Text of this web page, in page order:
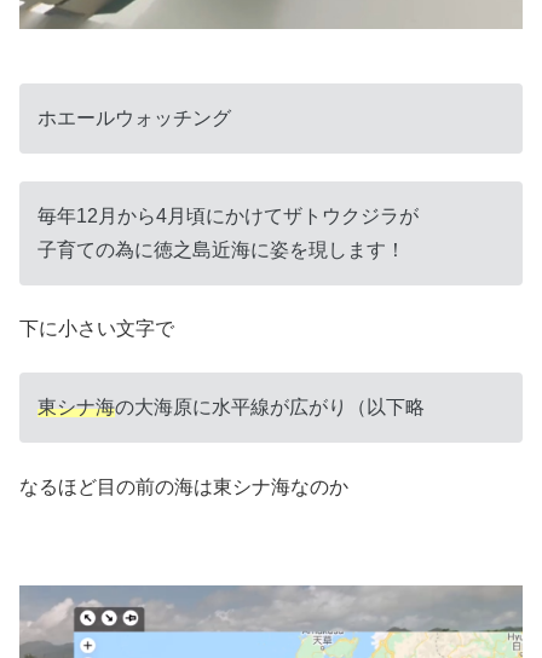
ホエールウォッチング
毎年12月から4月頃にかけてザトウクジラが
子育ての為に徳之島近海に姿を現します！
下に小さい文字で
東シナ海の大海原に水平線が広がり（以下略
なるほど目の前の海は東シナ海なのか